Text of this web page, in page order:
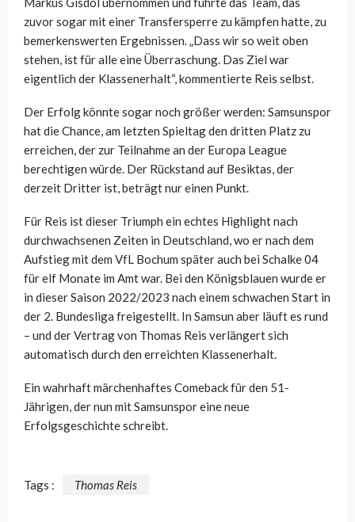
zuvor sogar mit einer Transfersperre zu kämpfen hatte, zu
bemerkenswerten Ergebnissen. „Dass wir so weit oben
stehen, ist für alle eine Überraschung. Das Ziel war
eigentlich der Klassenerhalt“, kommentierte Reis selbst.
Der Erfolg könnte sogar noch größer werden: Samsunspor
hat die Chance, am letzten Spieltag den dritten Platz zu
erreichen, der zur Teilnahme an der Europa League
berechtigen würde. Der Rückstand auf Besiktas, der
derzeit Dritter ist, beträgt nur einen Punkt.
Für Reis ist dieser Triumph ein echtes Highlight nach
durchwachsenen Zeiten in Deutschland, wo er nach dem
Aufstieg mit dem VfL Bochum später auch bei Schalke 04
für elf Monate im Amt war. Bei den Königsblauen wurde er
in dieser Saison 2022/2023 nach einem schwachen Start in
der 2. Bundesliga freigestellt. In Samsun aber läuft es rund
– und der Vertrag von Thomas Reis verlängert sich
automatisch durch den erreichten Klassenerhalt.
Ein wahrhaft märchenhaftes Comeback für den 51-
Jährigen, der nun mit Samsunspor eine neue
Erfolgsgeschichte schreibt.
Tags : Thomas Reis